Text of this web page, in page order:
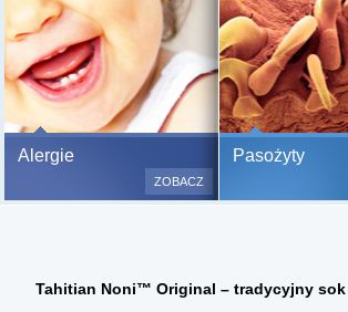
Alergie
500
a
ZOBACZ
Pasożyty
Tahitian Noni™ Original – tradycyjny